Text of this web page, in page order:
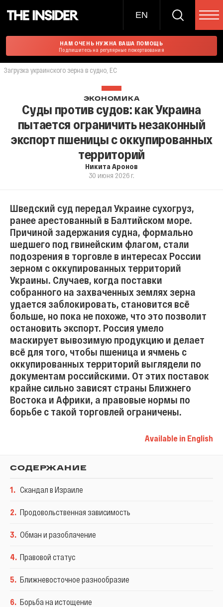
EN
НАМ ОЧЕНЬ НУЖНА ВАША ПОМОЩЬ
Подпишитесь на регулярные пожертвования
Загрузка украинского зерна в судно, ЕС
ЭКОНОМИКА
Суды против судов: как Украина
пытается ограничить незаконный
экспорт пшеницы с оккупированных
территорий
Никита Аронов
30 июня 2026 г.
Шведский суд передал Украине сухогруз,
ранее арестованный в Балтийском море.
Причиной задержания судна, формально
шедшего под гвинейским флагом, стали
подозрения в торговле в интересах России
зерном с оккупированных территорий
Украины. Случаев, когда поставки
собранного на захваченных землях зерна
удается заблокировать, становится всё
больше, но пока не похоже, что это позволит
остановить экспорт. Россия умело
маскирует вывозимую продукцию и делает
всё для того, чтобы пшеница и ячмень с
оккупированных территорий выглядели по
документам российскими. От этих поставок
крайне сильно зависят страны Ближнего
Востока и Африки, а правовые нормы по
борьбе с такой торговлей ограничены.
Available in English
СОДЕРЖАНИЕ
1. Скандал в Израиле
2. Продовольственная зависимость
3. Обман и разоблачение
4. Правовой статус
5. Ближневосточное разнообразие
6. Борьба на истощение